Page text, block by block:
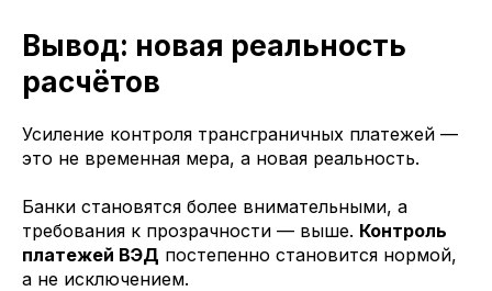
Вывод: новая реальность
расчётов
Усиление контроля трансграничных платежей —
это не временная мера, а новая реальность.
Банки становятся более внимательными, а
требования к прозрачности — выше. Контроль
платежей ВЭД постепенно становится нормой,
а не исключением.